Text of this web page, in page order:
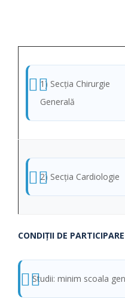
1) Secţia Chirurgie
Generală
2) Secția Cardiologie
CONDIŢII DE PARTICIPARE
Studii: minim scoala